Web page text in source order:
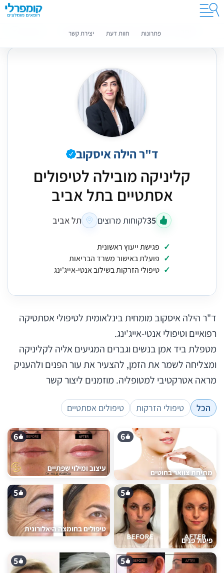
קומפרלי מסייעת לך לבחור רופאים מומלצים
פתרונות חוות דעת יצירת קשר
ד"ר הילה איסקוב
קליניקה מובילה לטיפולים
אסתטיים בתל אביב
35לקוחות מרוצים תל אביב
פגישת ייעוץ ראשונית
פועלת באישור משרד הבריאות
טיפולי הזרקות בשילוב אנטי-אייג'ינג
ד"ר הילה איסקוב מומחית בינלאומית לטיפולי אסתטיקה
רפואיים וטיפולי אנטי-אייג'ינג.
מטפלת ביד אמן בנשים וגברים המגיעים אליה לקליניקה
ומצליחה לשמר את הזמן, להצעיר את עור הפנים ולהעניק
מראה אטרקטיבי למטופליה. מוזמנים ליצור קשר
הכל טיפולי הזרקות טיפולים אסתטיים
מתיחת צוואר בחוטים
6
עיצוב ומילוי שפתיים
6
פיסול פנים
5
טיפולים בחומצה היאלורונית
5
5
5